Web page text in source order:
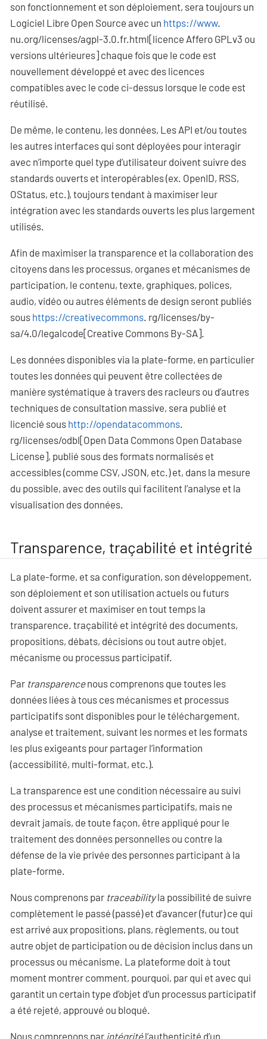
son fonctionnement et son déploiement, sera toujours un
Logiciel Libre Open Source avec un https://www.
nu.org/licenses/agpl-3.0.fr.html[licence Affero GPLv3 ou
versions ultérieures] chaque fois que le code est
nouvellement développé et avec des licences
compatibles avec le code ci-dessus lorsque le code est
réutilisé.
De même, le contenu, les données, Les API et/ou toutes
les autres interfaces qui sont déployées pour interagir
avec n’importe quel type d’utilisateur doivent suivre des
standards ouverts et interopérables (ex. OpenID, RSS,
OStatus, etc.), toujours tendant à maximiser leur
intégration avec les standards ouverts les plus largement
utilisés.
Afin de maximiser la transparence et la collaboration des
citoyens dans les processus, organes et mécanismes de
participation, le contenu, texte, graphiques, polices,
audio, vidéo ou autres éléments de design seront publiés
sous https://creativecommons. rg/licenses/by-
sa/4.0/legalcode[Creative Commons By-SA].
Les données disponibles via la plate-forme, en particulier
toutes les données qui peuvent être collectées de
manière systématique à travers des racleurs ou d’autres
techniques de consultation massive, sera publié et
licencié sous http://opendatacommons.
rg/licenses/odbl[Open Data Commons Open Database
License], publié sous des formats normalisés et
accessibles (comme CSV, JSON, etc.) et, dans la mesure
du possible, avec des outils qui facilitent l’analyse et la
visualisation des données.
Transparence, traçabilité et intégrité
La plate-forme, et sa configuration, son développement,
son déploiement et son utilisation actuels ou futurs
doivent assurer et maximiser en tout temps la
transparence. traçabilité et intégrité des documents,
propositions, débats, décisions ou tout autre objet,
mécanisme ou processus participatif.
Par transparencenous comprenons que toutes les
données liées à tous ces mécanismes et processus
participatifs sont disponibles pour le téléchargement,
analyse et traitement, suivant les normes et les formats
les plus exigeants pour partager l’information
(accessibilité, multi-format, etc.).
La transparence est une condition nécessaire au suivi
des processus et mécanismes participatifs, mais ne
devrait jamais, de toute façon, être appliqué pour le
traitement des données personnelles ou contre la
défense de la vie privée des personnes participant à la
plate-forme.
Nous comprenons par traceabilityla possibilité de suivre
complètement le passé (passé) et d’avancer (futur) ce qui
est arrivé aux propositions, plans, règlements, ou tout
autre objet de participation ou de décision inclus dans un
processus ou mécanisme. La plateforme doit à tout
moment montrer comment, pourquoi, par qui et avec qui
garantit un certain type d’objet d’un processus participatif
a été rejeté, approuvé ou bloqué.
Nous comprenons par intégritél’authenticité d’un